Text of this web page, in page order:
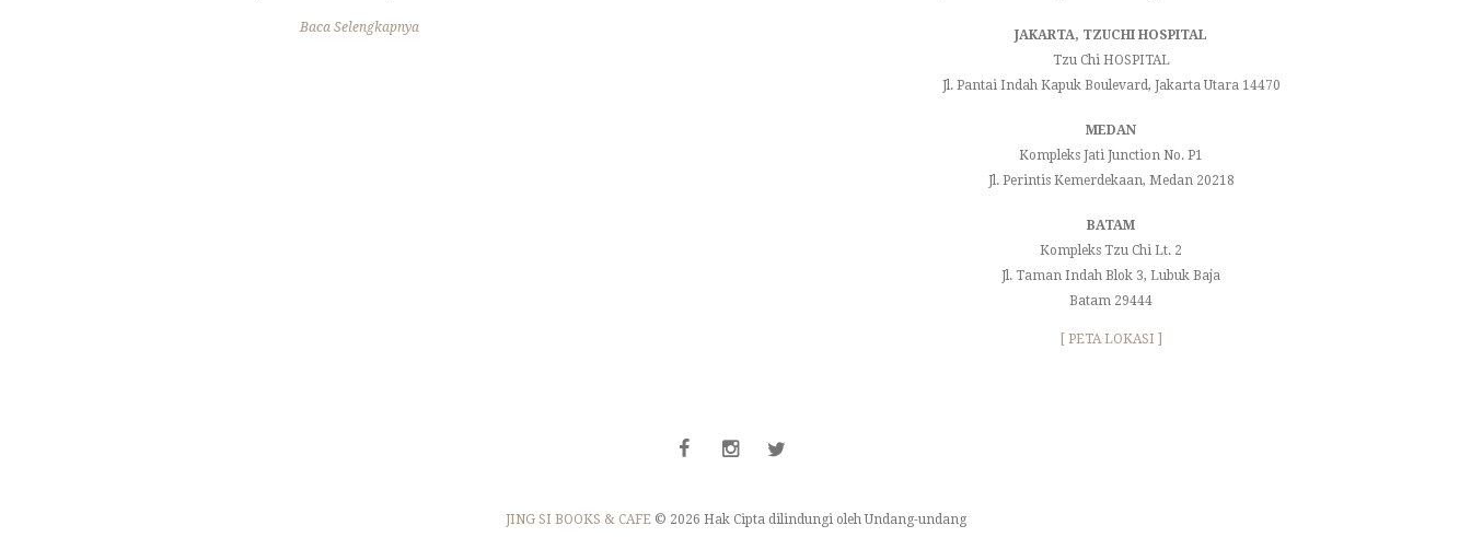
Baca Selengkapnya
JAKARTA, TZUCHI HOSPITAL
Tzu Chi HOSPITAL
Jl. Pantai Indah Kapuk Boulevard, Jakarta Utara 14470
MEDAN
Kompleks Jati Junction No. P1
Jl. Perintis Kemerdekaan, Medan 20218
BATAM
Kompleks Tzu Chi Lt. 2
Jl. Taman Indah Blok 3, Lubuk Baja
Batam 29444
[ PETA LOKASI ]
JING SI BOOKS & CAFE © 2026 Hak Cipta dilindungi oleh Undang-undang